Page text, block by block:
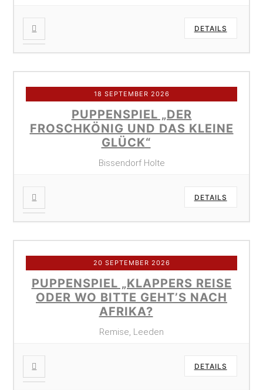
DETAILS
18 SEPTEMBER 2026
PUPPENSPIEL „DER
FROSCHKÖNIG UND DAS KLEINE
GLÜCK“
Bissendorf Holte
DETAILS
20 SEPTEMBER 2026
PUPPENSPIEL „KLAPPERS REISE
ODER WO BITTE GEHT’S NACH
AFRIKA?
Remise, Leeden
DETAILS